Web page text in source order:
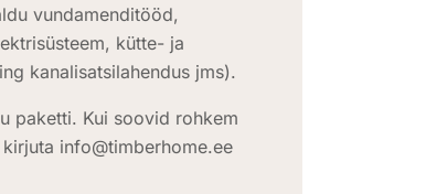
vundamenditööd,
kütte- ja
kanalisatsilahendus jms).
paketti. Kui soovid rohkem
info@timberhome.ee